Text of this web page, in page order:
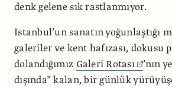
denk gelene sık rastlanmıyor.
İstanbul’un sanatın yoğunlaştığı
galeriler ve kent hafızası, dokusu
dolandığımız Galeri Rotası
’nın
dışında” kalan, bir günlük